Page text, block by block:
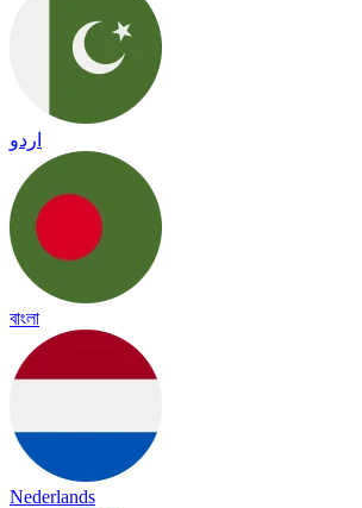
اردو
বাংলা
Nederlands